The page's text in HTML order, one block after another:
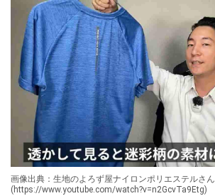
画像出典：生地のよろず屋ナイロンポリエステルさん
(https://www.youtube.com/watch?v=n2GcvTa9Etg)